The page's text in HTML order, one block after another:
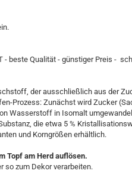
beste Qualität - günstiger Preis -
der ausschließlich aus der
Prozess: Zunächst wird Zucker
Wasserstoff in Isomalt
die etwa 5 %
und Korngrößen erhältlich.
Topf am Herd auflösen.
so zum Dekor verarbeiten.